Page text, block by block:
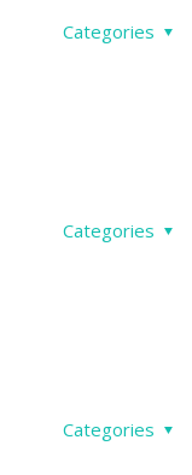
Categories
Categories
Categories